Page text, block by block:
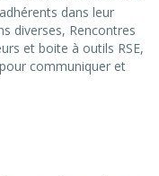
dans leur
diverses, Rencontres
et boite à outils RSE,
communiquer et